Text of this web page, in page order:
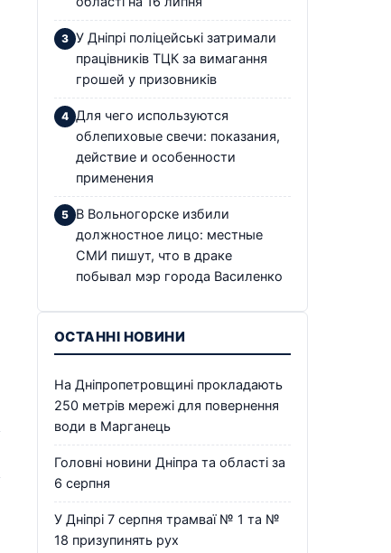
У Дніпрі поліцейські затримали
працівників ТЦК за вимагання
грошей у призовників
Для чего используются
облепиховые свечи: показания,
действие и особенности
применения
В Вольногорске избили
должностное лицо: местные
СМИ пишут, что в драке
побывал мэр города Василенко
ОСТАННІ НОВИНИ
На Дніпропетровщині прокладають
250 метрів мережі для повернення
води в Марганець
Головні новини Дніпра та області за
6 серпня
У Дніпрі 7 серпня трамваї № 1 та №
18 призупинять рух